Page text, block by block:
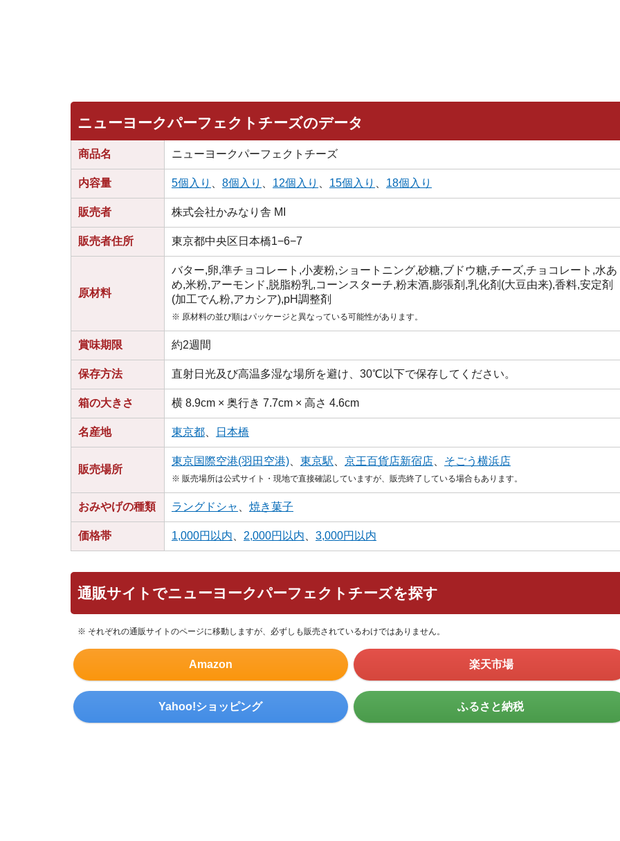
ニューヨークパーフェクトチーズのデータ
商品名 ニューヨークパーフェクトチーズ
内容量 5個入り 8個入り 12個入り 15個入り 18個入り
販売者 株式会社かみなり舎 MI
販売者住所 東京都中央区日本橋1−6−7
原材料
バター,卵,準チョコレート,小麦粉,ショートニング,砂糖,ブドウ糖,チーズ,チョコレート,水あ
め,米粉,アーモンド,脱脂粉乳,コーンスターチ,粉末酒,膨張剤,乳化剤(大豆由来),香料,安定剤
(加工でん粉,アカシア),pH調整剤
※ 原材料の並び順はパッケージと異なっている可能性があります。
賞味期限 約2週間
保存方法 直射日光及び高温多湿な場所を避け、30℃以下で保存してください。
箱の大きさ 横 8.9cm × 奥行き 7.7cm × 高さ 4.6cm
名産地 東京都 日本橋
販売場所
東京国際空港(羽田空港) 東京駅 京王百貨店新宿店 そごう横浜店
※ 販売場所は公式サイト・現地で直接確認していますが、販売終了している場合もあります。
おみやげの種類 ラングドシャ 焼き菓子
価格帯 1,000円以内 2,000円以内 3,000円以内
通販サイトでニューヨークパーフェクトチーズを探す
※ それぞれの通販サイトのページに移動しますが、必ずしも販売されているわけではありません。
Amazon 楽天市場
Yahoo!ショッピング ふるさと納税